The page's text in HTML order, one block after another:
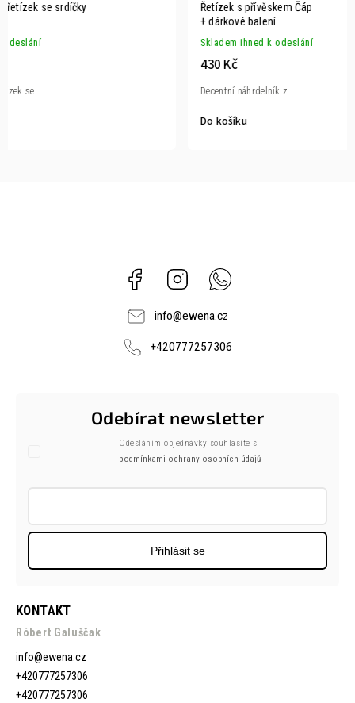
Dámský ocelový řetízek se srdíčky
Skladem ihned k odeslání
Dámský ocelový řetízek se...
Řetízek s
Skladem
Facebook Instagram
info@ewena.cz
+420777257306
KONTAKT
Róbert Galuščak
info@ewena.cz
+420777257306
+420777257306
Odebírat newsletter
Odesláním objednávky souhlasíte s
podmínkami ochrany osobních údajů
Přihlásit se